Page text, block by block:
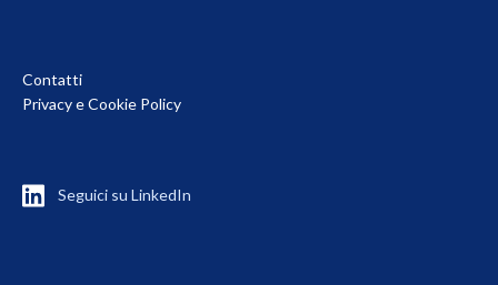
Contatti
Privacy e Cookie Policy
Seguici su LinkedIn